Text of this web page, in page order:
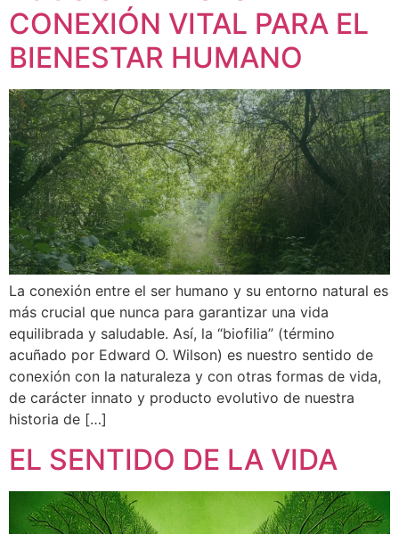
CONEXIÓN VITAL PARA EL
BIENESTAR HUMANO
La conexión entre el ser humano y su entorno natural es
más crucial que nunca para garantizar una vida
equilibrada y saludable. Así, la “biofilia” (término
acuñado por Edward O. Wilson) es nuestro sentido de
conexión con la naturaleza y con otras formas de vida,
de carácter innato y producto evolutivo de nuestra
historia de […]
EL SENTIDO DE LA VIDA